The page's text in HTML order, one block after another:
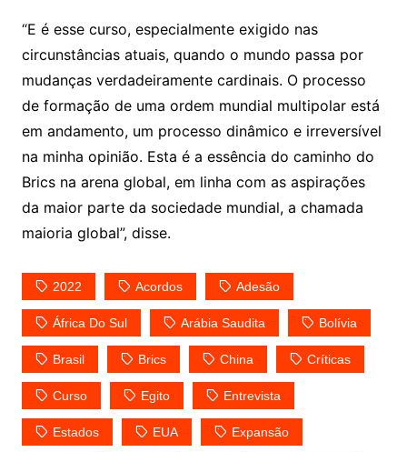
“E é esse curso, especialmente exigido nas
circunstâncias atuais, quando o mundo passa por
mudanças verdadeiramente cardinais. O processo
de formação de uma ordem mundial multipolar está
em andamento, um processo dinâmico e irreversível
na minha opinião. Esta é a essência do caminho do
Brics na arena global, em linha com as aspirações
da maior parte da sociedade mundial, a chamada
maioria global”, disse.
2022 Acordos Adesão
África Do Sul Arábia Saudita Bolívia
Brasil Brics China Críticas
Curso Egito Entrevista
Estados EUA Expansão